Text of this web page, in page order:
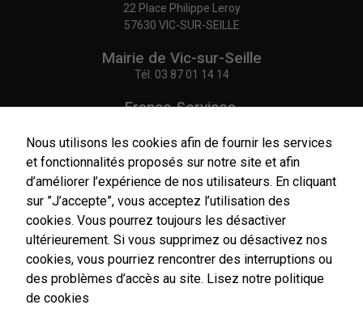
22 Place Philippe Leroy
57630 VIC-SUR-SEILLE
Mairie de Vic-sur-Seille
Tél. 03 87 01 14 14
France Services,
Tél.03 87 86 41 48
NOUS CONTACTER
Horaires
d'ouverture
Nous utilisons les cookies afin de fournir les services
et fonctionnalités proposés sur notre site et afin
d’améliorer l’expérience de nos utilisateurs. En cliquant
sur ”J’accepte”, vous acceptez l’utilisation des
cookies. Vous pourrez toujours les désactiver
ultérieurement. Si vous supprimez ou désactivez nos
cookies, vous pourriez rencontrer des interruptions ou
des problèmes d’accès au site. Lisez notre politique
de cookies
Nécessaires
Ces cookies
sont utiles au
bon
fonctionnement
de notre site
internet.